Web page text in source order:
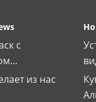
с
из нас